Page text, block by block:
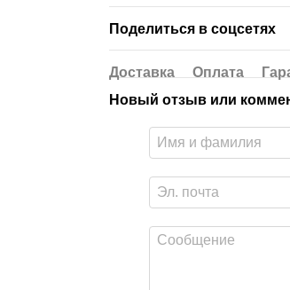
Поделиться в соцсетях
Доставка Оплата
Новый отзыв или